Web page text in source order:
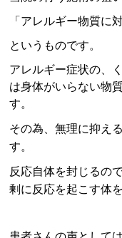
「アレルギー物質に
というものです。
アレルギー症状の、
は身体がいらない物
す。
その為、無理に抑え
す。
反応自体を封じるの
剰に反応を起こす体